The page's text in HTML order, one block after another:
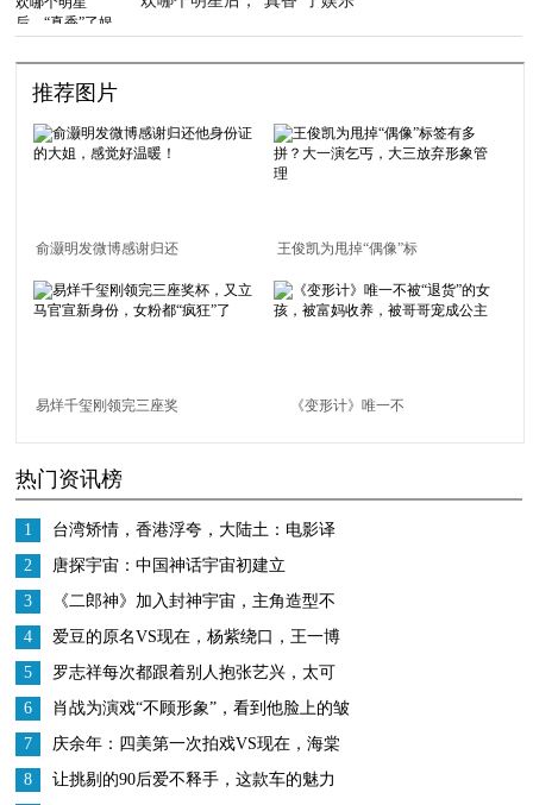
推荐图片
俞灏明发微博感谢归还
他身份证的大姐，感觉
好温暖！
王俊凯为甩掉“偶像”标
签有多拼？大一演乞
丐，大三放弃形象管理
易烊千玺刚领完三座奖
份，女粉都“疯狂”了
《变形计》唯一不
热门资讯榜
1
台湾矫情，香港浮夸，大陆土：电影译
名画风差异有多大？
2
唐探宇宙：中国神话宇宙初建立
3
《二郎神》加入封神宇宙，主角造型不
逊哪吒，网友：票房不可预估
4
爱豆的原名VS现在，杨紫绕口，王一博
诗意，看到杨超越：太霸气
5
罗志祥每次都跟着别人抱张艺兴，太可
爱啦，张艺兴都懵了
6
肖战为演戏“不顾形象”，看到他脸上的皱
纹，再也不想叫他男神
7
庆余年：四美第一次拍戏VS现在，海棠
朵朵柔弱，却被司理理圈粉
8
让挑剔的90后爱不释手，这款车的魅力